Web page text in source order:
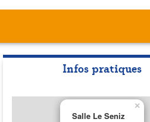
Infos pratiques
Salle Le Seniz
×